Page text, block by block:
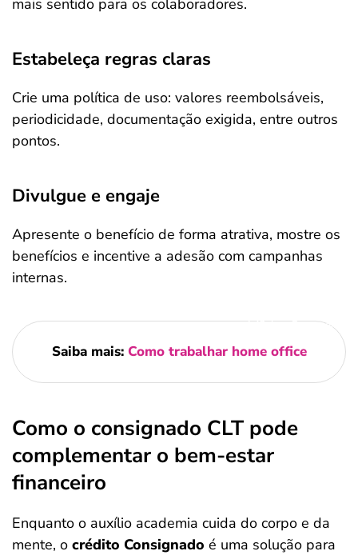
mais sentido para os colaboradores.
Estabeleça regras claras
Crie uma política de uso: valores reembolsáveis,
periodicidade, documentação exigida, entre outros
pontos.
Divulgue e engaje
Apresente o benefício de forma atrativa, mostre os
benefícios e incentive a adesão com campanhas
internas.
Saiba mais: Como trabalhar home office
Como o consignado CLT pode
complementar o bem-estar
financeiro
Enquanto o auxílio academia cuida do corpo e da
mente, o crédito Consignado é uma solução para
Salvar Ferramenta